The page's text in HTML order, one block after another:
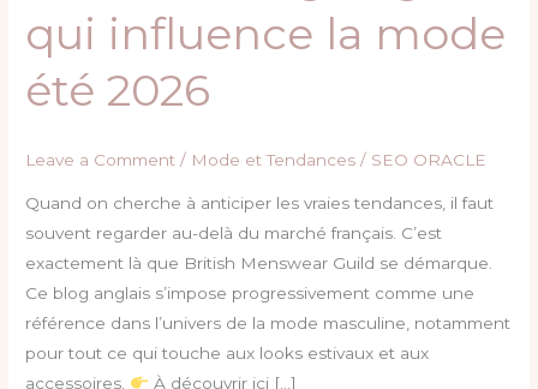
qui influence la mode
été 2026
Leave a Comment / Mode et Tendances / SEO ORACLE
Quand on cherche à anticiper les vraies tendances, il faut
souvent regarder au-delà du marché français. C’est
exactement là que British Menswear Guild se démarque.
Ce blog anglais s’impose progressivement comme une
référence dans l’univers de la mode masculine, notamment
pour tout ce qui touche aux looks estivaux et aux
accessoires.
À découvrir ici […]
le
blog
anglais
mode
été
2026